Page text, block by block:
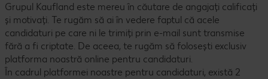
Grupul Kaufland este mereu în căutare de angajați calificați
și motivați. Te rugăm să ai în vedere faptul că acele
candidaturi pe care ni le trimiți prin e-mail sunt transmise
fără a fi criptate. De aceea, te rugăm să folosești exclusiv
platforma noastră online pentru candidaturi.
În cadrul platformei noastre pentru candidaturi, există 2